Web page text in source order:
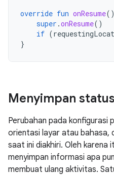
override fun onResume()
super .onResume()
if (
}
Menyimpan
Perubahan pada konfigurasi
orientasi layar atau bahasa,
saat ini diakhiri. Oleh karena
menyimpan informasi apa
membuat ulang aktivitas.